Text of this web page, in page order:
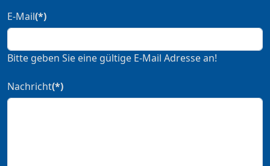
E-Mail(*)
Bitte geben Sie eine gültige E-Mail Adresse an!
Nachricht(*)